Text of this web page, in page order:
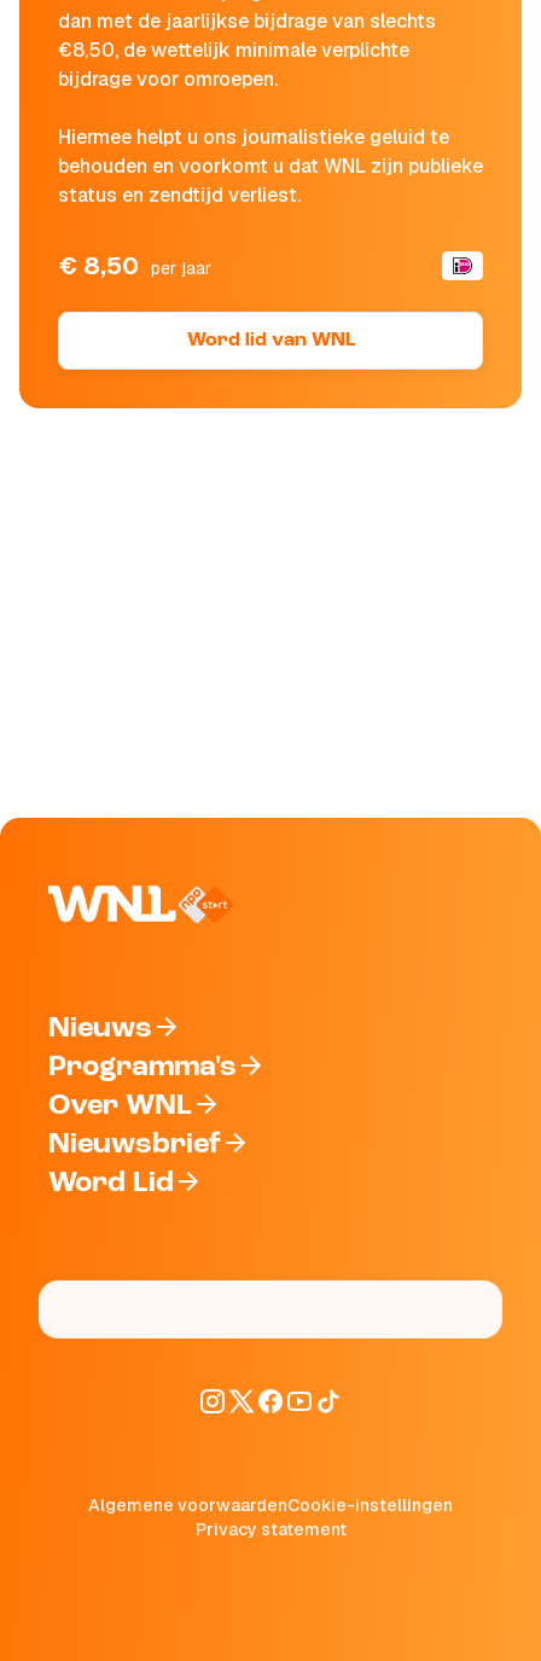
dan met de jaarlijkse bijdrage van slechts
€8,50, de wettelijk minimale verplichte
bijdrage voor omroepen.
Hiermee helpt u ons journalistieke geluid te
behouden en voorkomt u dat WNL zijn publieke
status en zendtijd verliest.
€ 8,50 per jaar
Word lid van WNL
Nieuws
Programma's
Over WNL
Nieuwsbrief
Word Lid
Algemene voorwaardenCookie-instellingen
Privacy statement